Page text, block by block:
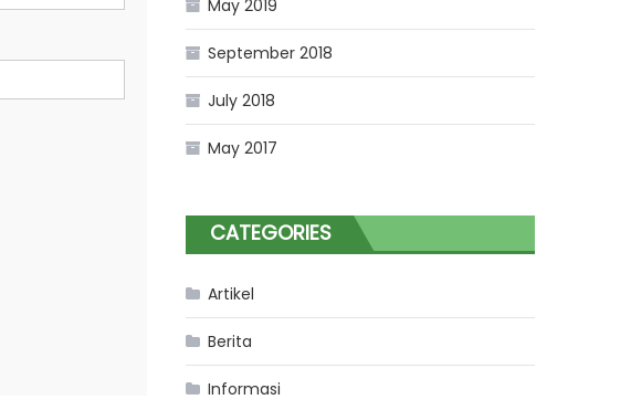
May 2019
September 2018
July 2018
May 2017
CATEGORIES
Artikel
Berita
Informasi